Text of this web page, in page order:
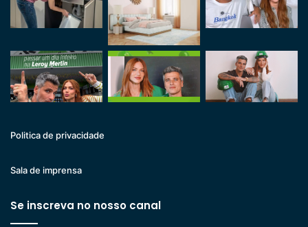
Politica de privacidade
Sala de imprensa
Se inscreva no nosso canal